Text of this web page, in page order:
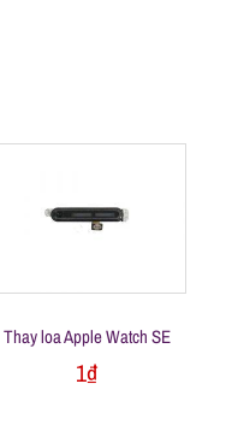
Thay loa Apple Watch SE
1₫